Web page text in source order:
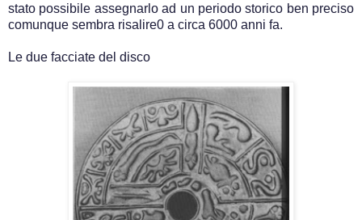
stato possibile assegnarlo ad un periodo storico ben preciso
comunque sembra risalire0 a circa 6000 anni fa.
Le due facciate del disco